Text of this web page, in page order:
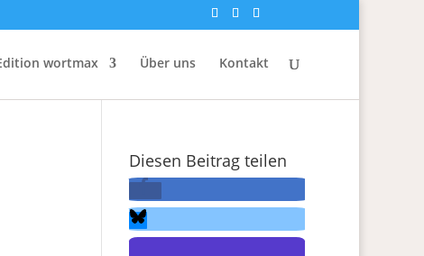
wortmax Über uns Kontakt
Diesen Beitrag teilen